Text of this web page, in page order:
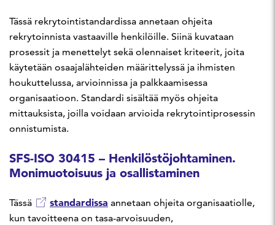
Tässä rekrytointistandardissa annetaan ohjeita
rekrytoinnista vastaaville henkilöille. Siinä kuvataan
prosessit ja menettelyt sekä olennaiset kriteerit, joita
käytetään osaajalähteiden määrittelyssä ja ihmisten
houkuttelussa, arvioinnissa ja palkkaamisessa
organisaatioon. Standardi sisältää myös ohjeita
mittauksista, joilla voidaan arvioida rekrytointiprosessin
onnistumista.
SFS-ISO 30415 – Henkilöstöjohtaminen.
Monimuotoisuus ja osallistaminen
Tässä standardissa annetaan ohjeita organisaatiolle,
kun tavoitteena on tasa-arvoisuuden,